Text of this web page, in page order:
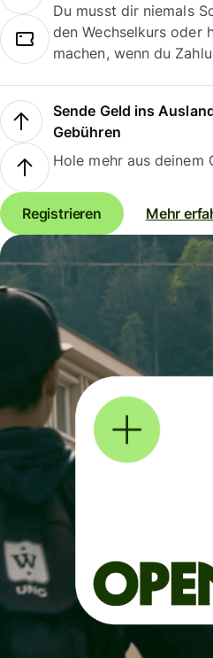
Du musst dir niemals
den Wechselkurs oder
machen, wenn du
Sende Geld ins
Gebühren
Hole mehr aus deinem
Registrieren Mehr